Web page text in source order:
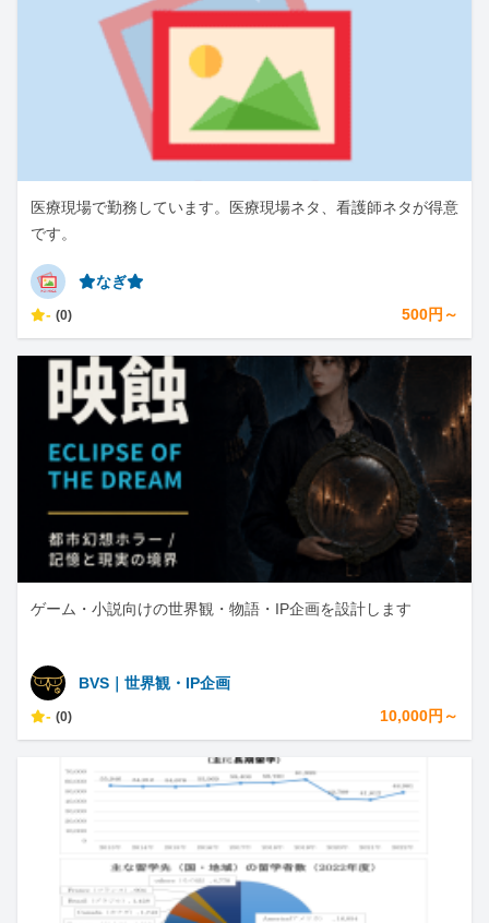
医療現場で勤務しています。医療現場ネタ、看護師ネタが得意
です。
⭐︎なぎ⭐︎
- (0) 500円～
ゲーム・小説向けの世界観・物語・IP企画を設計します
BVS｜世界観・IP企画
- (0) 10,000円～